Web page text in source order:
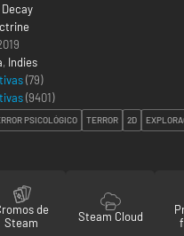
, Indies
(79)
(9401)
PSICOLÓGICO TERROR 2D
de
Steam
Steam Cloud